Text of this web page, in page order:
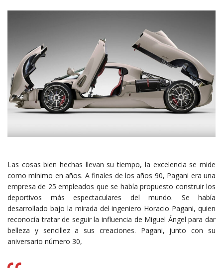
Las cosas bien hechas llevan su tiempo, la excelencia se mide
como mínimo en años. A finales de los años 90, Pagani era una
empresa de 25 empleados que se había propuesto construir los
deportivos más espectaculares del mundo. Se había
desarrollado bajo la mirada del ingeniero Horacio Pagani, quien
reconocía tratar de seguir la influencia de Miguel Ángel para dar
belleza y sencillez a sus creaciones. Pagani, junto con su
aniversario número 30,